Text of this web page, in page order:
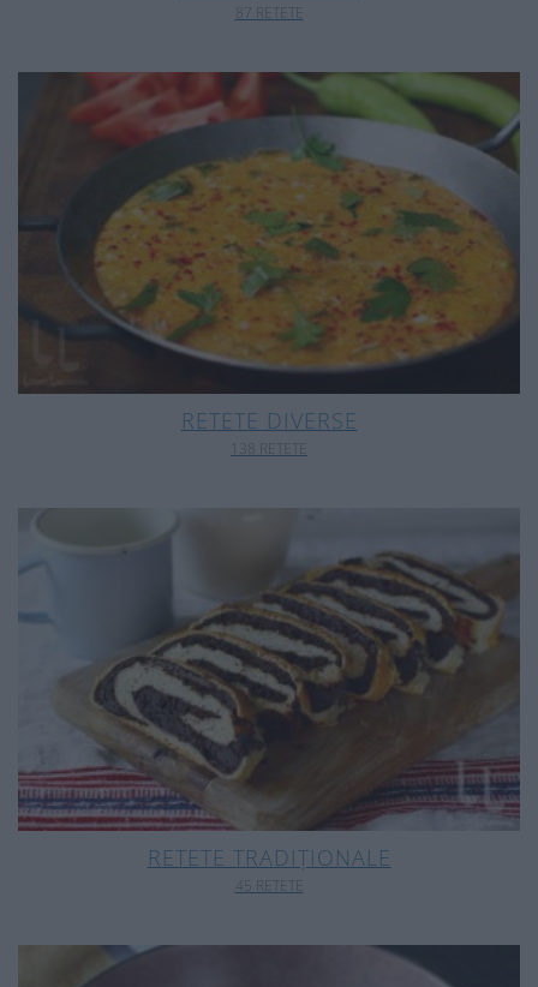
87 RETETE
RETETE DIVERSE
138 RETETE
RETETE TRADIȚIONALE